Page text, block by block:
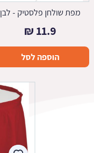
מפת שולחן פלסטיק - לבן
11.9
₪
הוספה לסל